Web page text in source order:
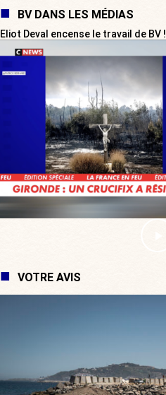
BV DANS LES MÉDIAS
Eliot Deval encense le travail de BV !
VOTRE AVIS